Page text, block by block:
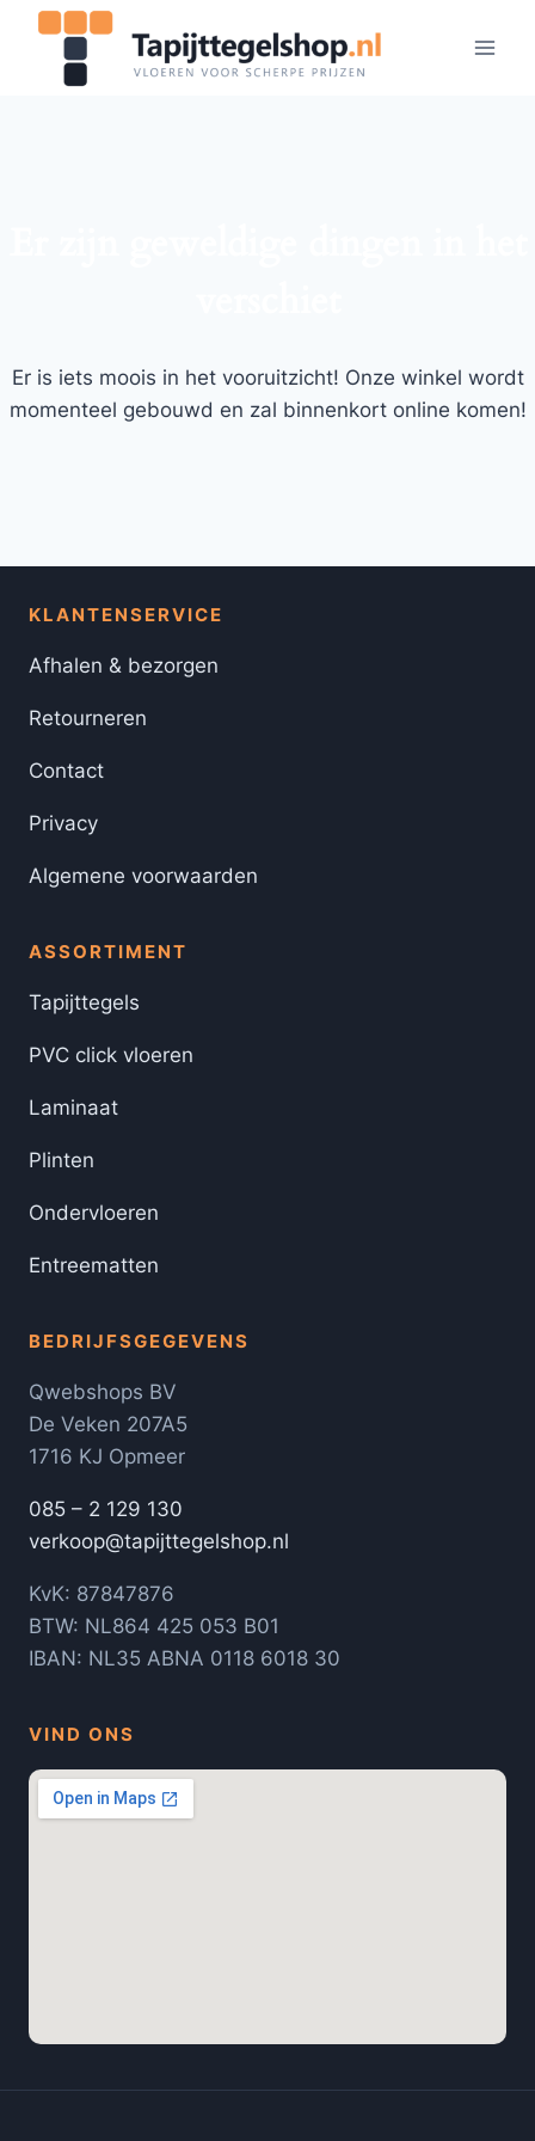
Doorgaan
inhoud
Er is iets moois in het vooruitzicht! Onze winkel wordt
momenteel gebouwd en zal binnenkort online komen!
KLANTENSERVICE
Afhalen & bezorgen
Retourneren
Contact
Privacy
Algemene voorwaarden
ASSORTIMENT
Tapijttegels
PVC click vloeren
Laminaat
Plinten
Ondervloeren
Entreematten
BEDRIJFSGEGEVENS
Qwebshops BV
De Veken 207A5
1716 KJ Opmeer
085 – 2 129 130
verkoop@tapijttegelshop.nl
KvK: 87847876
BTW: NL864 425 053 B01
IBAN: NL35 ABNA 0118 6018 30
VIND ONS